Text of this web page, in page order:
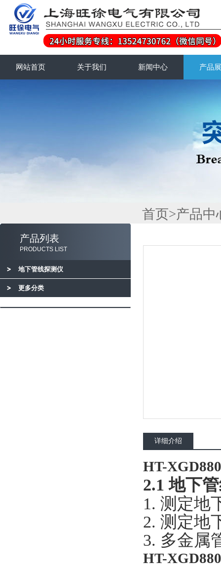
网站首页 关于我们 新闻中心 产品
产品列表
PRODUCTS LIST
地下管线探测仪
更多分类
首页>产品中
详细介绍
HT-
2.1地下
1. 测定地
2. 测定地
3. 多金属
HT-